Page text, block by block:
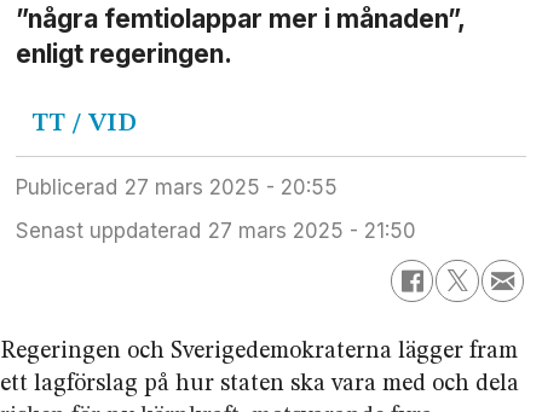
”några femtiolappar mer i månaden”,
enligt regeringen.
TT / VID
Publicerad
27 mars 2025 - 20:55
Senast uppdaterad
27 mars 2025 - 21:50
Regeringen och Sverigedemokraterna lägger fram
ett lagförslag på hur staten ska vara med och dela